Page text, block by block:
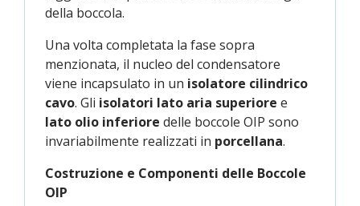
della boccola.
Una volta completata la fase sopra
menzionata, il nucleo del condensatore
viene incapsulato in un isolatore cilindrico
cavo. Gli isolatori lato aria superiore e
lato olio inferiore delle boccole OIP sono
invariabilmente realizzati in porcellana.
Costruzione e Componenti delle Boccole
OIP